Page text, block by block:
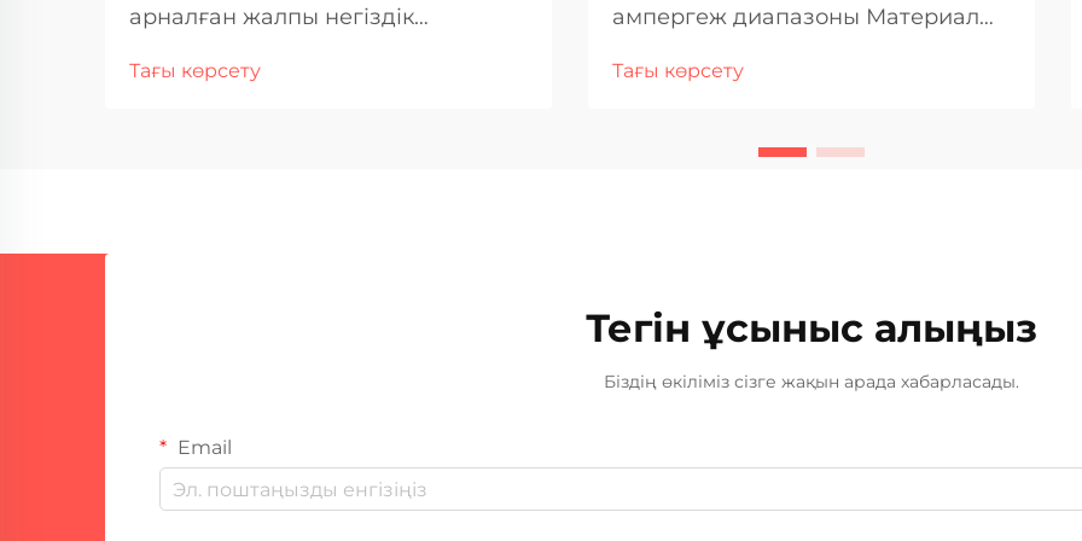
арналған жалпы негіздік
аз қорытпалы болат Көміртекті
Тағы көрсету
ампергеж диапазоны Материал
түсіну Әр түрлі материал
ампергеж нақты жақсы жұмыс
Тағы көрсету
Тегін ұсыныс алыңыз
Біздің өкіліміз сізге жақын арада хабарласады.
Email